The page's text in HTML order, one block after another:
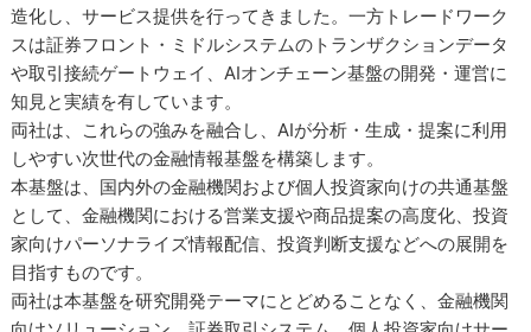
造化し、サービス提供を行ってきました。一方トレードワーク
スは証券フロント・ミドルシステムのトランザクションデータ
や取引接続ゲートウェイ、AIオンチェーン基盤の開発・運営に
知見と実績を有しています。
両社は、これらの強みを融合し、AIが分析・生成・提案に利用
しやすい次世代の金融情報基盤を構築します。
本基盤は、国内外の金融機関および個人投資家向けの共通基盤
として、金融機関における営業支援や商品提案の高度化、投資
家向けパーソナライズ情報配信、投資判断支援などへの展開を
目指すものです。
両社は本基盤を研究開発テーマにとどめることなく、金融機関